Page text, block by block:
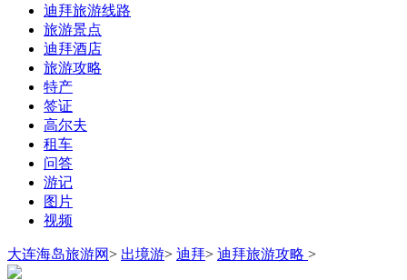
迪拜旅游线路
旅游景点
迪拜酒店
旅游攻略
特产
签证
高尔夫
租车
问答
游记
图片
视频
大连海岛旅游网> 出境游> 迪拜> 迪拜旅游攻略 >